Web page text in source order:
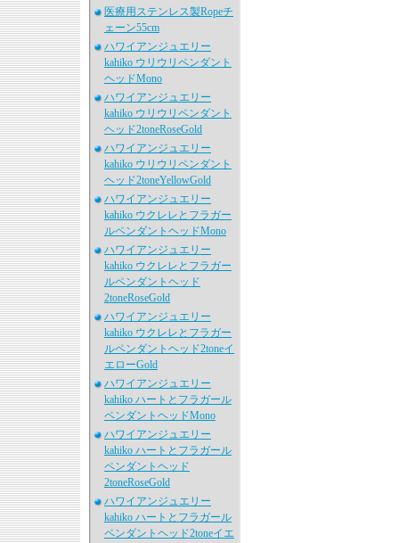
医療用ステンレス製Ropeチ
ェーン55cm
ハワイアンジュエリー
kahiko ウリウリペンダント
ヘッドMono
ハワイアンジュエリー
kahiko ウリウリペンダント
ヘッド2toneRoseGold
ハワイアンジュエリー
kahiko ウリウリペンダント
ヘッド2toneYellowGold
ハワイアンジュエリー
kahiko ウクレレとフラガー
ルペンダントヘッドMono
ハワイアンジュエリー
kahiko ウクレレとフラガー
ルペンダントヘッド
2toneRoseGold
ハワイアンジュエリー
kahiko ウクレレとフラガー
ルペンダントヘッド2toneイ
エローGold
ハワイアンジュエリー
kahiko ハートとフラガール
ペンダントヘッドMono
ハワイアンジュエリー
kahiko ハートとフラガール
ペンダントヘッド
2toneRoseGold
ハワイアンジュエリー
kahiko ハートとフラガール
ペンダントヘッド2toneイエ